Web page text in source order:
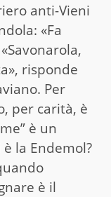
anti-Vieni
«Fa
risponde
Per
per carità, è
è un
la Endemol?
è il